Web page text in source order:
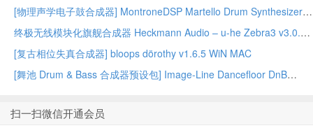
[物理声学电子鼓合成器] MontroneDSP Martello Drum Synthesizer v1.0.1 Linux x86_64
终极无线模块化旗舰合成器 Heckmann Audio – u-he Zebra3 v3.0.1.22165 [V.R]
[复古相位失真合成器] bloops dörothy v1.6.5 WiN MAC
[舞池 Drum & Bass 合成器预设包] Image-Line Dancefloor DnB
扫一扫微信开通会员